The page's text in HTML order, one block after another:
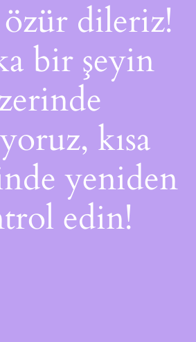
özür dileriz!
bir şeyin
kısa
yeniden
edin!